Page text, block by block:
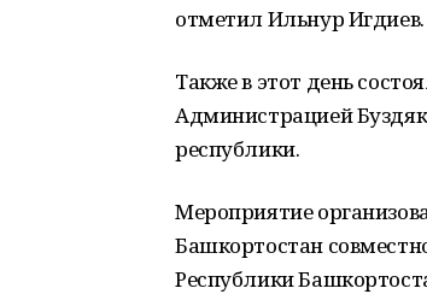
отметил Ильнур Игдиев.
Также в этот день
Администрацией
республики.
Мероприятие
Башкортостан
Республики